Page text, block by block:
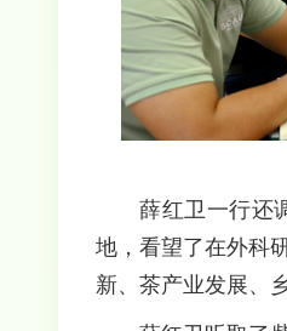
薛红卫一行还
地，看望了在外科
新、茶产业发展、